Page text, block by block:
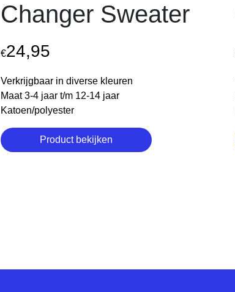
Changer Sweater
€24,95
Verkrijgbaar in diverse kleuren
Maat 3-4 jaar t/m 12-14 jaar
Katoen/polyester
Product bekijken